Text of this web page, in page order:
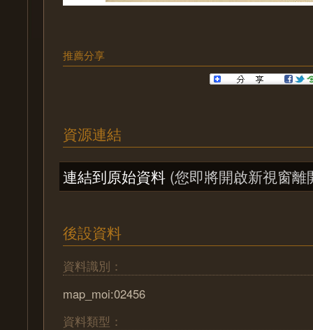
推薦分享
資源連結
連結到原始資料 (您即將開啟新視窗離
後設資料
資料識別：
map_moi:02456
資料類型：